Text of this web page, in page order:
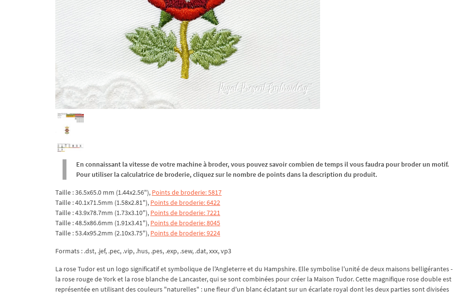
En connaissant la vitesse de votre machine à broder, vous pouvez savoir combien de temps il vous faudra pour broder un motif.
Pour utiliser la calculatrice de broderie, cliquez sur le nombre de points dans la description du produit.
Taille : 36.5x65.0 mm (1.44x2.56"), Points de broderie: 5817
Taille : 40.1x71.5mm (1.58x2.81"), Points de broderie: 6422
Taille : 43.9x78.7mm (1.73x3.10"), Points de broderie: 7221
Taille : 48.5x86.6mm (1.91x3.41"), Points de broderie: 8045
Taille : 53.4x95.2mm (2.10x3.75"), Points de broderie: 9224
Formats : .dst, .jef, .pec, .vip, .hus, .pes, .exp, .sew, .dat, xxx, vp3
La rose Tudor est un logo significatif et symbolique de l'Angleterre et du Hampshire. Elle symbolise l'unité de deux maisons belligérantes -
la rose rouge de York et la rose blanche de Lancaster, qui se sont combinées pour créer la Maison Tudor. Cette magnifique rose double est
représentée en utilisant des couleurs "naturelles" : une fleur d'un blanc éclatant sur un écarlate royal dont les deux parties sont divisées